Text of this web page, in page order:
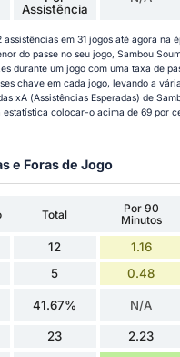
Assistência
assistências em 31 jogos até agora na
do passe no seu jogo, Sambou
durante um jogo com uma taxa de
chave em cada jogo, levando a
xA (Assistências Esperadas) de
estatística colocar-o acima de 69 por
e Foras de Jogo
Total
Por 90
Minutos
12 1.16
5 0.48
41.67% N/A
23 2.23